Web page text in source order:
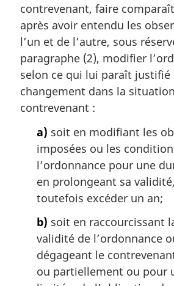
g
i
n
a
l
e
:
contrevenant, faire
après avoir entendu les
l’un et de l’autre, sous
paragraphe (2), modifier
selon ce qui lui paraît
changement dans la
contrevenant :
a) soit en modifiant les
imposées ou les
l’ordonnance pour une
en prolongeant sa
toutefois excéder un an;
b) soit en raccourcissant
validité de l’ordonnance
dégageant le
ou partiellement ou pour